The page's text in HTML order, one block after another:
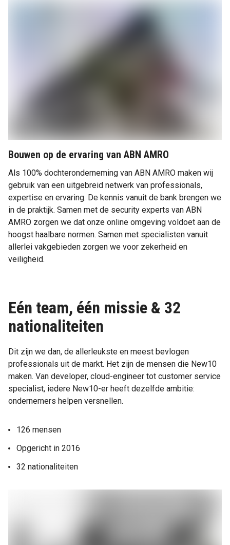
Bouwen op de ervaring van ABN AMRO
Als 100% dochteronderneming van ABN AMRO maken wij
gebruik van een uitgebreid netwerk van professionals,
expertise en ervaring. De kennis vanuit de bank brengen we
in de praktijk. Samen met de security experts van ABN
AMRO zorgen we dat onze online omgeving voldoet aan de
hoogst haalbare normen. Samen met specialisten vanuit
allerlei vakgebieden zorgen we voor zekerheid en
veiligheid.
Eén team, één missie & 32
nationaliteiten
Dit zijn we dan, de allerleukste en meest bevlogen
professionals uit de markt. Het zijn de mensen die New10
maken. Van developer, cloud-engineer tot customer service
specialist, iedere New10-er heeft dezelfde ambitie:
ondernemers helpen versnellen.
126 mensen
Opgericht in 2016
32 nationaliteiten